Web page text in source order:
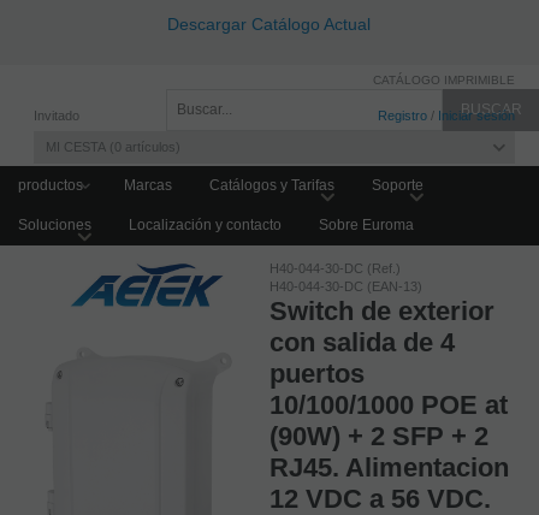
Descargar Catálogo Actual
Invitado Registro / Iniciar sesión
MI CESTA 0 artículos
CATÁLOGO IMPRIMIBLE
productos Marcas Catálogos y Tarifas Soporte
Soluciones Localización y contacto Sobre Euroma
Home SWITCHES Y COMUNICACIONES Switches Exteriores
H40-044-30-DC (Ref.)
H40-044-30-DC (EAN-13)
Switch de exterior
con salida de 4
puertos
10/100/1000 POE at
(90W) + 2 SFP + 2
RJ45. Alimentacion
12 VDC a 56 VDC.